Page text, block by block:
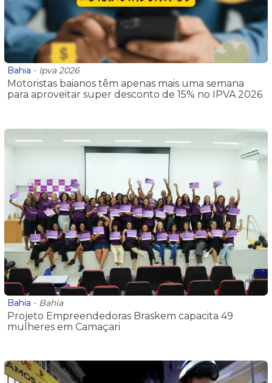
Bahia - Ipva 2026
Motoristas baianos têm apenas mais uma semana
para aproveitar super desconto de 15% no IPVA 2026
Bahia - Bahia
Projeto Empreendedoras Braskem capacita 49
mulheres em Camaçari